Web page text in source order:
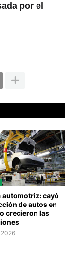
por el
automotriz: cayó
de autos en
crecieron las
2026